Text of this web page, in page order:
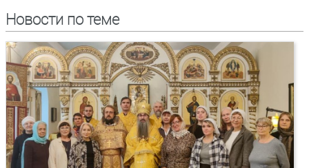
Новости по теме